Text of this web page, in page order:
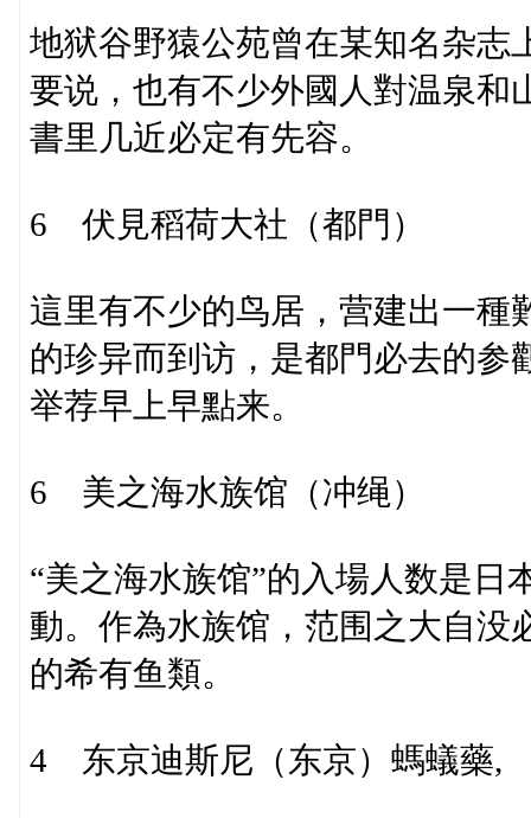
地狱谷野猿公苑曾在某知名杂志
要说，也有不少外國人對温泉和
書里几近必定有先容。
6 伏見稻荷大社（都門）
這里有不少的鸟居，营建出一種
的珍异而到访，是都門必去的参
举荐早上早點来。
6 美之海水族馆（冲绳）
“美之海水族馆”的入場人数是日
動。作為水族馆，范围之大自没
的希有鱼類。
4 东京迪斯尼（东京）螞蟻藥,